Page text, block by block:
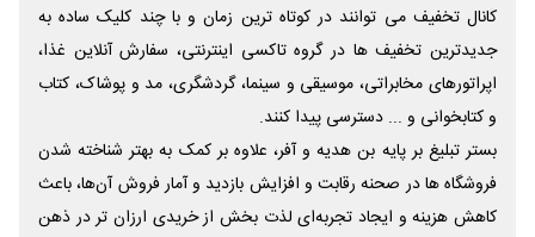
کانال تخفیف می توانند در کوتاه ترین زمان و با چند کلیک ساده به
جدیدترین تخفیف ها در گروه تاکسی اینترنتی، سفارش آنلاین غذا،
اپراتورهای مخابراتی، موسیقی و سینما، گردشگری، مد و پوشاک، کتاب
و کتابخوانی و ... دسترسی پیدا کنند.
بستر تبلیغ بر پایه بن هدیه و آفر، علاوه بر کمک به بهتر شناخته شدن
فروشگاه ها در صحنه رقابت و افزایش بازدید و آمار فروش آن‌ها، باعث
کاهش هزینه و ایجاد تجربه‌ای لذت بخش از خریدی ارزان تر در ذهن